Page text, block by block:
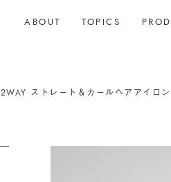
ABOUT TOPICS
2WAY ストレート＆カールヘアアイロ